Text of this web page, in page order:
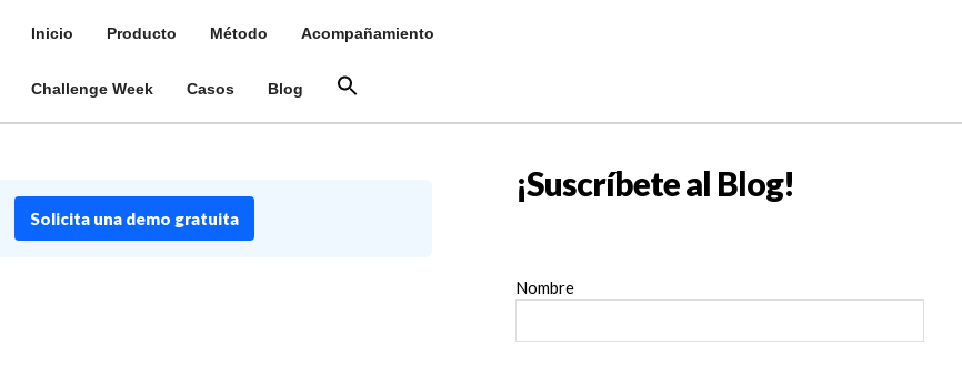
Inicio Producto Método Acompañamiento
Challenge Week Casos Blog
Solicita una demo gratuita
¡Suscríbete al Blog!
Nombre